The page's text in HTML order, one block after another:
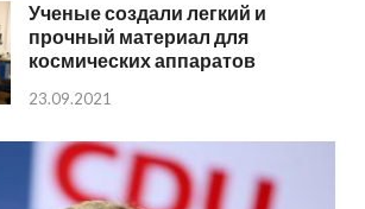
Ученые создали легкий и
прочный материал для
космических аппаратов
23.09.2021